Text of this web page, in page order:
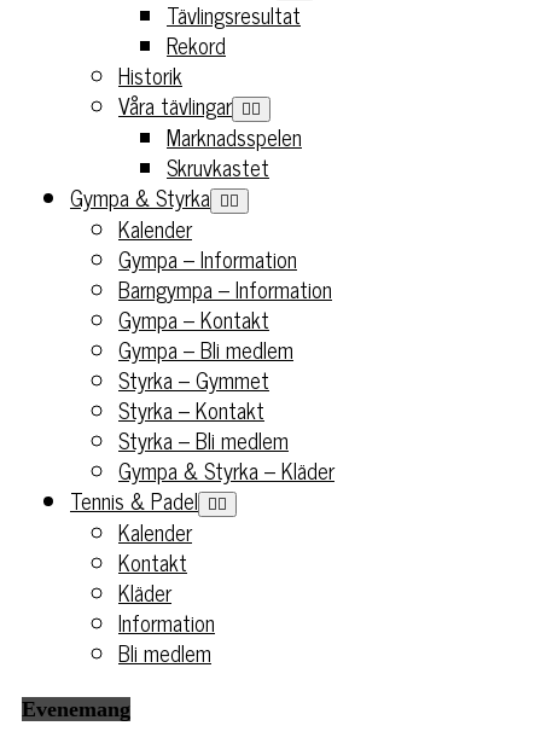
Tävlingsresultat
Rekord
Historik
Våra tävlingar
Marknadsspelen
Skruvkastet
Gympa & Styrka
Kalender
Gympa – Information
Barngympa – Information
Gympa – Kontakt
Gympa – Bli medlem
Styrka – Gymmet
Styrka – Kontakt
Styrka – Bli medlem
Gympa & Styrka – Kläder
Tennis & Padel
Kalender
Kontakt
Kläder
Information
Bli medlem
Evenemang